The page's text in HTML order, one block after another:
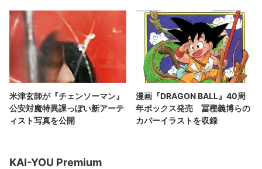
米津玄師が『チェンソーマン』
公安対魔特異課っぽい新アーテ
ィスト写真を公開
漫画『DRAGON BALL』40周
年ボックス発売 冨樫義博らの
カバーイラストを収録
KAI-YOU Premium